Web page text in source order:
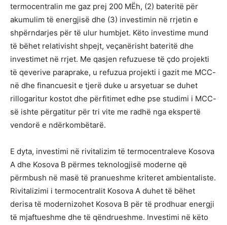
termocentralin me gaz prej 200 MËh, (2) bateritë për
akumulim të energjisë dhe (3) investimin në rrjetin e
shpërndarjes për të ulur humbjet. Këto investime mund
të bëhet relativisht shpejt, veçanërisht bateritë dhe
investimet në rrjet. Me qasjen refuzuese të çdo projekti
të qeverive paraprake, u refuzua projekti i gazit me MCC-
në dhe financuesit e tjerë duke u arsyetuar se duhet
rillogaritur kostot dhe përfitimet edhe pse studimi i MCC-
së ishte përgatitur për tri vite me radhë nga ekspertë
vendorë e ndërkombëtarë.
E dyta, investimi në rivitalizim të termocentraleve Kosova
A dhe Kosova B përmes teknologjisë moderne që
përmbush në masë të pranueshme kriteret ambientaliste.
Rivitalizimi i termocentralit Kosova A duhet të bëhet
derisa të modernizohet Kosova B për të prodhuar energji
të mjaftueshme dhe të qëndrueshme. Investimi në këto